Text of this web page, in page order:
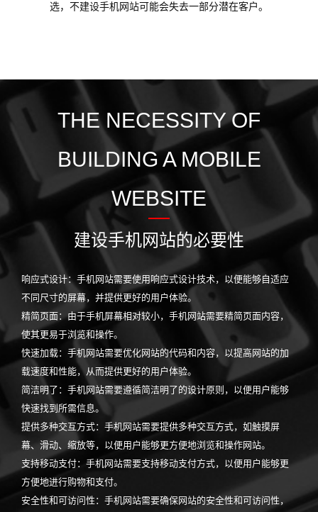
选，不建设手机网站可能会失去一部分潜在客户。
THE NECESSITY OF
BUILDING A MOBILE
WEBSITE
建设手机网站的必要性
响应式设计：手机网站需要使用响应式设计技术，以便能够自适应
不同尺寸的屏幕，并提供更好的用户体验。
精简页面：由于手机屏幕相对较小，手机网站需要精简页面内容，
使其更易于浏览和操作。
快速加载：手机网站需要优化网站的代码和内容，以提高网站的加
载速度和性能，从而提供更好的用户体验。
简洁明了：手机网站需要遵循简洁明了的设计原则，以便用户能够
快速找到所需信息。
提供多种交互方式：手机网站需要提供多种交互方式，如触摸屏
幕、滑动、缩放等，以便用户能够更方便地浏览和操作网站。
支持移动支付：手机网站需要支持移动支付方式，以便用户能够更
方便地进行购物和支付。
安全性和可访问性：手机网站需要确保网站的安全性和可访问性，